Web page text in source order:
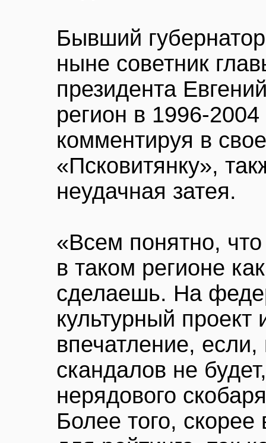
Бывший
ныне советник
президента
регион в 1996-
комментируя в
«Псковитянку»,
неудачная затея.
«Всем понятно,
в таком регионе
сделаешь. На
культурный проект
впечатление,
скандалов не
нерядового
Более того, скорее